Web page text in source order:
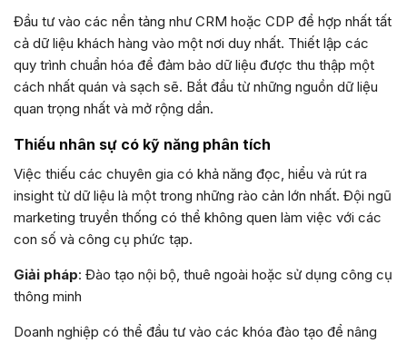
Đầu tư vào các nền tảng như CRM hoặc CDP để hợp nhất tất
cả dữ liệu khách hàng vào một nơi duy nhất. Thiết lập các
quy trình chuẩn hóa để đảm bảo dữ liệu được thu thập một
cách nhất quán và sạch sẽ. Bắt đầu từ những nguồn dữ liệu
quan trọng nhất và mở rộng dần.
Thiếu nhân sự có kỹ năng phân tích
Việc thiếu các chuyên gia có khả năng đọc, hiểu và rút ra
insight từ dữ liệu là một trong những rào cản lớn nhất. Đội ngũ
marketing truyền thống có thể không quen làm việc với các
con số và công cụ phức tạp.
Giải pháp: Đào tạo nội bộ, thuê ngoài hoặc sử dụng công cụ
thông minh
Doanh nghiệp có thể đầu tư vào các khóa đào tạo để nâng